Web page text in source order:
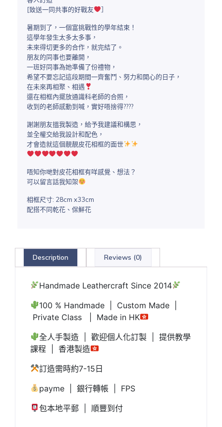
[致送一同共事的好戰友
］
暑期到了，一個富挑戰性的學年結束！
這學年發生太多太多事，
未來得切更多的合作，就完結了。
朋友的同事也要離開，
一班好同事為她準備了份禮物，
希望不要忘記這段期間一齊奮鬥、努力和開心的日子，
在未來再相聚、相遇
還在相框內擺放通識科老師的合照，
收到的老師感動到喊，實好唔捨得????
謝謝朋友搵我製造，給予我建議和構思，
並全權交給我設計和配色，
才會造就這個靚靚皮花相框的面世
唔知你哋對皮花相框有咩感覺、想法？
可以留言話我知架
相框尺寸: 28cm x33cm
配搭不同乾花、保鮮花
Description Reviews (0)
Handmade Leathercraft Since 2014
100 % Handmade | Custom Made |
Private Class | Made in HK
全人手製造 | 歡迎個人化訂製 | 提供教學
課程 | 香港製造
訂造需時約7-15日
payme | 銀行轉帳 | FPS
包本地平郵 | 順豐到付